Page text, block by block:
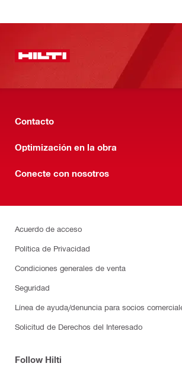
Contacto
Optimización en la obra
Conecte con nosotros
Acuerdo de acceso
Política de Privacidad
Condiciones generales de venta
Seguridad
Línea de ayuda/denuncia para socios
Solicitud de Derechos del Interesado
Follow Hilti